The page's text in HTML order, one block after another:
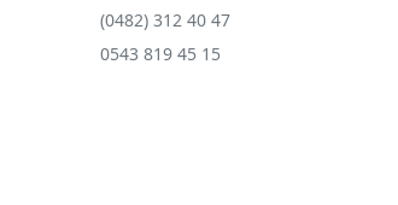
(0482) 312 40 47
0543 819 45 15